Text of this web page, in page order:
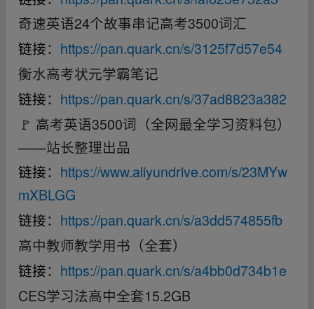
奇速英语24个故事串记高考3500词汇
链接： https://pan.quark.cn/s/3125f7d57e54
衡水高考状元学霸笔记
链接： https://pan.quark.cn/s/37ad8823a382
🚩 高考英语3500词（全网最全学习资料包）
——站长整理出品
链接： https://www.aliyundrive.com/s/23MYw
mXBLGG
链接： https://pan.quark.cn/s/a3dd574855fb
高中教师教学用书（全套）
链接： https://pan.quark.cn/s/a4bb0d734b1e
CES学习法高中全套15.2GB